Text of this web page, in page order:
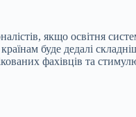
якщо освітня
буде дедалі
фахівців та